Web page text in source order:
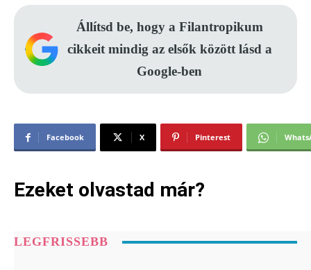
Állítsd be, hogy a Filantropikum
cikkeit mindig az elsők között lásd a
Google-ben
Facebook X Pinterest
Ezeket olvastad már?
LEGFRISSEBB